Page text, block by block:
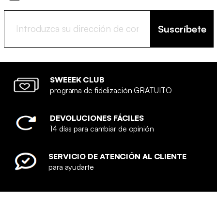
Suscríbete
SWEEEK CLUB
programa de fidelización GRATUITO
DEVOLUCIONES FÁCILES
14 días para cambiar de opinión
SERVICIO DE ATENCIÓN AL CLIENTE
para ayudarte